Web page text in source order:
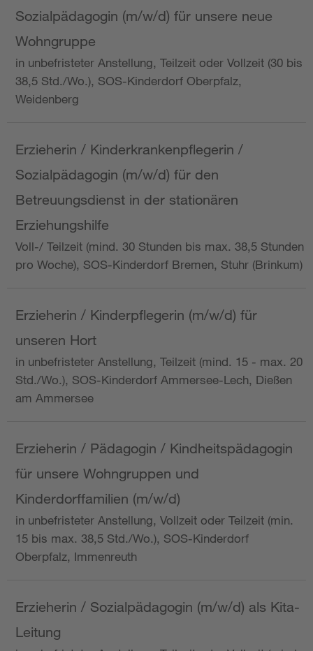
Sozialpädagogin (m/w/d) für unsere neue
Wohngruppe
in unbefristeter Anstellung, Teilzeit oder Vollzeit (30 bis
38,5 Std./Wo.), SOS-Kinderdorf Oberpfalz,
Weidenberg
Erzieherin / Kinderkrankenpflegerin /
Sozialpädagogin (m/w/d) für den
Betreuungsdienst in der stationären
Erziehungshilfe
Voll-/ Teilzeit (mind. 30 Stunden bis max. 38,5 Stunden
pro Woche), SOS-Kinderdorf Bremen, Stuhr (Brinkum)
Erzieherin / Kinderpflegerin (m/w/d) für
unseren Hort
in unbefristeter Anstellung, Teilzeit (mind. 15 - max. 20
Std./Wo.), SOS-Kinderdorf Ammersee-Lech, Dießen
am Ammersee
Erzieherin / Pädagogin / Kindheitspädagogin
für unsere Wohngruppen und
Kinderdorffamilien (m/w/d)
in unbefristeter Anstellung, Vollzeit oder Teilzeit (min.
15 bis max. 38,5 Std./Wo.), SOS-Kinderdorf
Oberpfalz, Immenreuth
Erzieherin / Sozialpädagogin (m/w/d) als Kita-
Leitung